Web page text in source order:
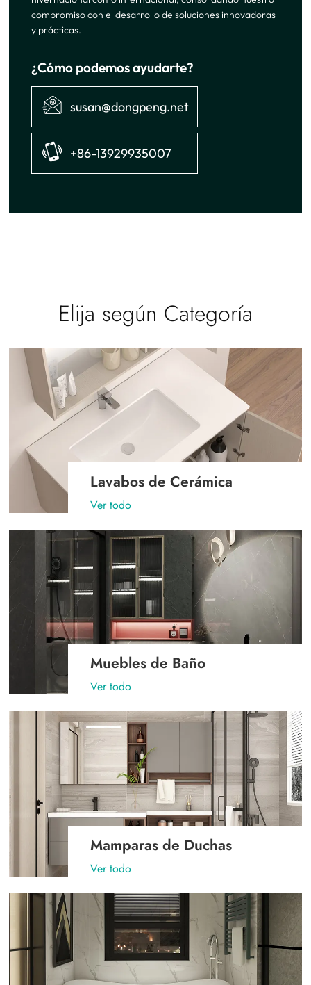
compromiso con el desarrollo de soluciones innovadoras
y prácticas.
¿Cómo podemos ayudarte?
susan@dongpeng.net
+86-13929935007
Elija según Categoría
Lavabos de Cerámica
Ver todo
Muebles de Baño
Ver todo
Mamparas de Duchas
Ver todo